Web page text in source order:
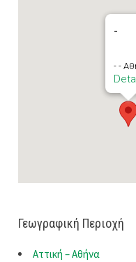
-
- -
Γεωγραφική Περιοχή
Αττική – Αθήνα